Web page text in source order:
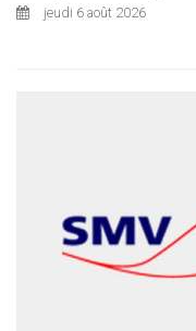
jeudi 6 août 2026